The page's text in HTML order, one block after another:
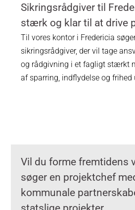
Sikringsrådgiver til
stærk og klar til at drive
Til vores kontor i Fredericia
sikringsrådgiver, der vil tage
og rådgivning i et fagligt stærkt
af sparring, indflydelse og frihed
Vil du forme fremtidens
søger en projektchef
kommunale